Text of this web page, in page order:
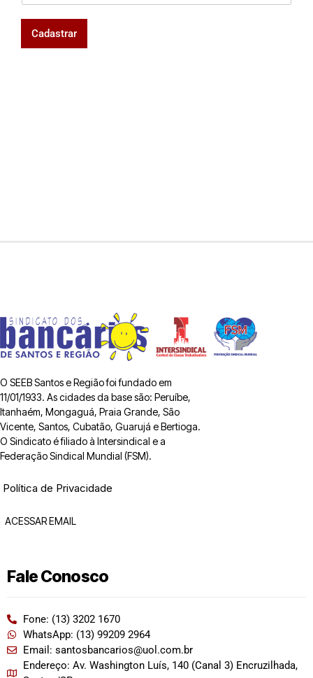
Cadastrar
O SEEB Santos e Região foi fundado em
11/01/1933. As cidades da base são: Peruíbe,
Itanhaém, Mongaguá, Praia Grande, São
Vicente, Santos, Cubatão, Guarujá e Bertioga.
O Sindicato é filiado à Intersindical e a
Federação Sindical Mundial (FSM).
Política de Privacidade
ACESSAR EMAIL
Fale Conosco
Fone: (13) 3202 1670
WhatsApp: (13) 99209 2964
Email: santosbancarios@uol.com.br
Endereço: Av. Washington Luís, 140 (Canal 3) Encruzilhada,